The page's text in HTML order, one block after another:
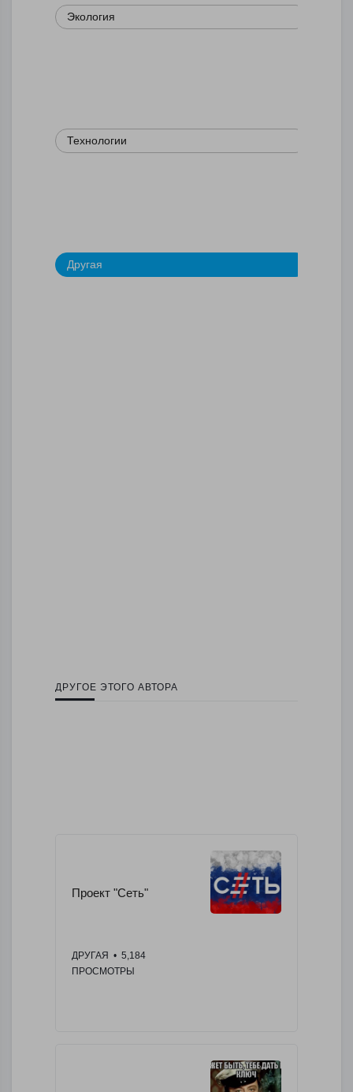
Экология
Технологии
Другая
ДРУГОЕ ЭТОГО АВТОРА
Проект "Сеть"
ДРУГАЯ •  5,184
ПРОСМОТРЫ